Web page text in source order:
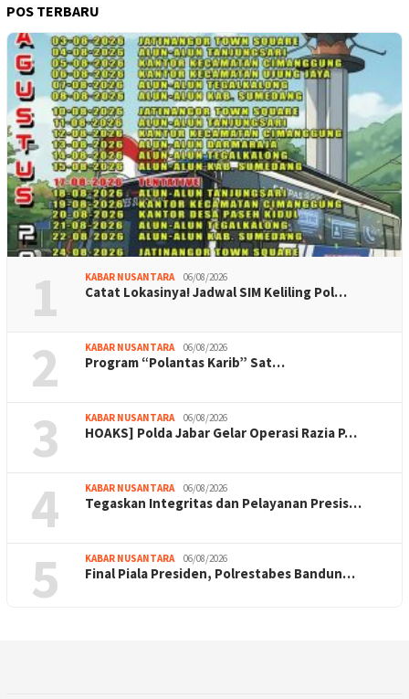
POS TERBARU
1 KABAR NUSANTARA 06/08/2026
Catat Lokasinya! Jadwal SIM Keliling Pol…
2 KABAR NUSANTARA 06/08/2026
Program “Polantas Karib” Sat…
3 KABAR NUSANTARA 06/08/2026
HOAKS] Polda Jabar Gelar Operasi Razia P…
4 KABAR NUSANTARA 06/08/2026
Tegaskan Integritas dan Pelayanan Presis…
5 KABAR NUSANTARA 06/08/2026
Final Piala Presiden, Polrestabes Bandun…